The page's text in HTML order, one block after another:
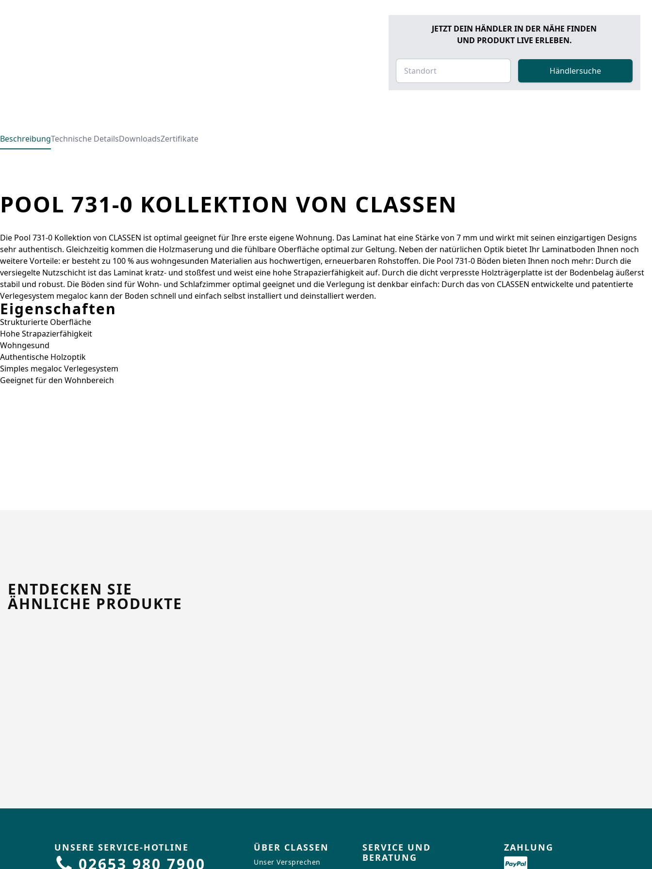
JETZT DEIN HÄNDLER IN DER NÄHE FINDEN
UND PRODUKT LIVE ERLEBEN.
Händlersuche
BeschreibungTechnische DetailsDownloadsZertifikate
POOL 731-0 KOLLEKTION VON CLASSEN
Die Pool 731-0 Kollektion von CLASSEN ist optimal geeignet für Ihre erste eigene Wohnung. Das Laminat hat eine Stärke von 7 mm und wirkt mit seinen einzigartigen Designs
sehr authentisch. Gleichzeitig kommen die Holzmaserung und die fühlbare Oberfläche optimal zur Geltung. Neben der natürlichen Optik bietet Ihr Laminatboden Ihnen noch
weitere Vorteile: er besteht zu 100 % aus wohngesunden Materialien aus hochwertigen, erneuerbaren Rohstoffen. Die Pool 731-0 Böden bieten Ihnen noch mehr: Durch die
versiegelte Nutzschicht ist das Laminat kratz- und stoßfest und weist eine hohe Strapazierfähigkeit auf. Durch die dicht verpresste Holzträgerplatte ist der Bodenbelag äußerst
stabil und robust. Die Böden sind für Wohn- und Schlafzimmer optimal geeignet und die Verlegung ist denkbar einfach: Durch das von CLASSEN entwickelte und patentierte
Verlegesystem megaloc kann der Boden schnell und einfach selbst installiert und deinstalliert werden.
Eigenschaften
Strukturierte Oberfläche
Hohe Strapazierfähigkeit
Wohngesund
Authentische Holzoptik
Simples megaloc Verlegesystem
Geeignet für den Wohnbereich
ENTDECKEN SIE
ÄHNLICHE PRODUKTE
UNSERE SERVICE-HOTLINE
02653 980 7900
ÜBER CLASSEN
Unser Versprechen
SERVICE UND
BERATUNG
ZAHLUNG